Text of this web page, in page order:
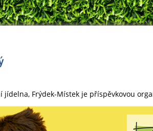
jídelna, Frýdek-Místek je příspěvkovou